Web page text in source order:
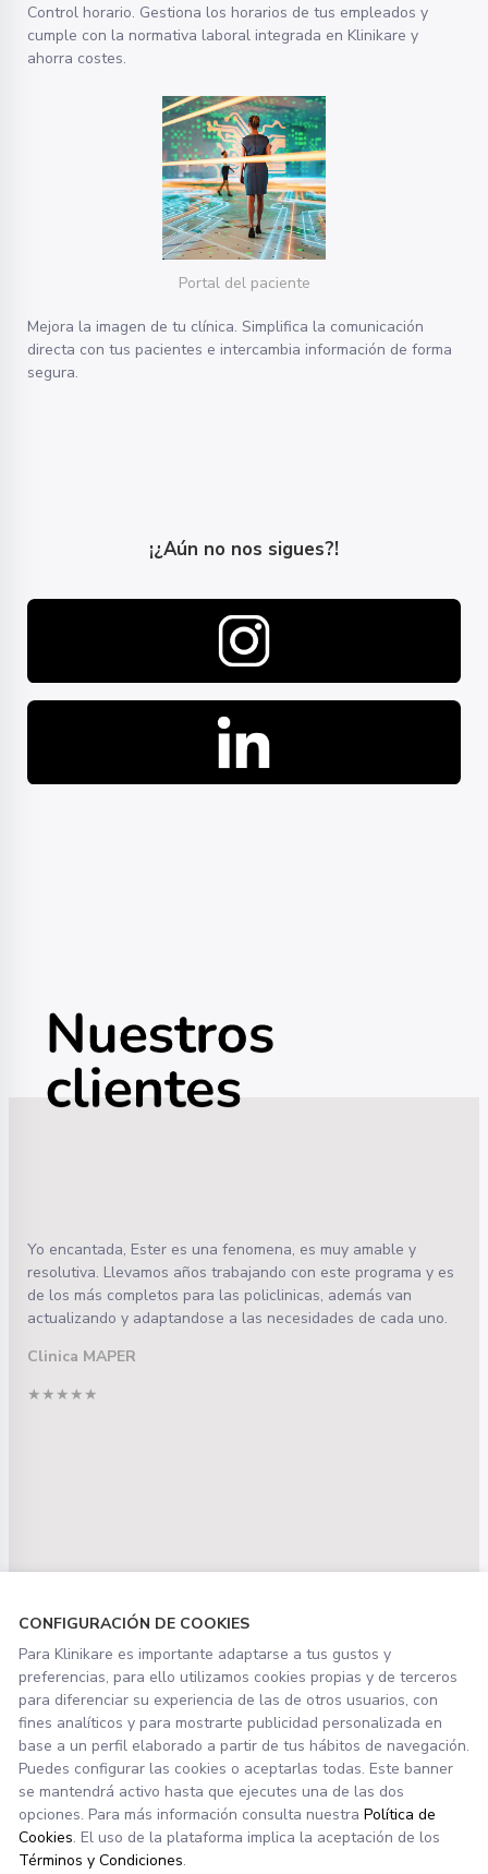
Control horario. Gestiona los horarios de tus empleados y
cumple con la normativa laboral integrada en Klinikare y
ahorra costes.
Portal del paciente
Mejora la imagen de tu clínica. Simplifica la comunicación
directa con tus pacientes e intercambia información de forma
segura.
¡¿Aún no nos sigues?!
Yo encantada, Ester es una fenomena, es muy amable y
resolutiva. Llevamos años trabajando con este programa y es
de los más completos para las policlinicas, además van
actualizando y adaptandose a las necesidades de cada uno.
Clinica MAPER
★★★★★
Recomiendo este programa 100%. Llévanos usándolo en
nuestras clínicas 10 años y estamos más que satisfechos
tanto con el programa como el equipo que hay detrás,
siempre dispuesto a ayudar y resolver cualquier
duda/problema que puedas tener. En especial me gustaría
mencionar a José Manuel Martinez por su extremada
amabilidad y agilidad a la hora de solucionar mis dudas y del
colectivo de trabajo
Hoy 17/5/2021,he sido atendido por Joana,por lo que quiero
que se reconozca su dedicación y profesionalidad y
amabilidad para resolver todas las dudas que se le plantean
CONFIGURACIÓN DE COOKIES
Para Klinikare es importante adaptarse a tus gustos y
preferencias, para ello utilizamos cookies propias y de terceros
para diferenciar su experiencia de las de otros usuarios, con
fines analíticos y para mostrarte publicidad personalizada en
base a un perfil elaborado a partir de tus hábitos de navegación.
Puedes configurar las cookies o aceptarlas todas. Este banner
se mantendrá activo hasta que ejecutes una de las dos
opciones. Para más información consulta nuestra Política de
Cookies. El uso de la plataforma implica la aceptación de los
Términos y Condiciones.